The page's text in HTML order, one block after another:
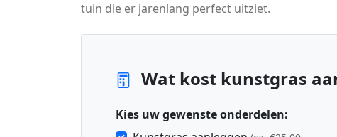
tuin die er jarenlang perfect uitziet.
Wat kost kunstgras
Kies uw gewenste onderdelen: